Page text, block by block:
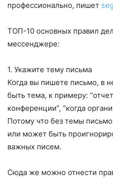
профессионально, пишет
ТОП-10 основных правил
мессенджере:
1. Укажите тему письма
Когда вы пишете письмо, в
быть тема, к примеру:
конференции”, “когда
Потому что без темы письмо
или может быть
важных писем.
Сюда же можно отнести